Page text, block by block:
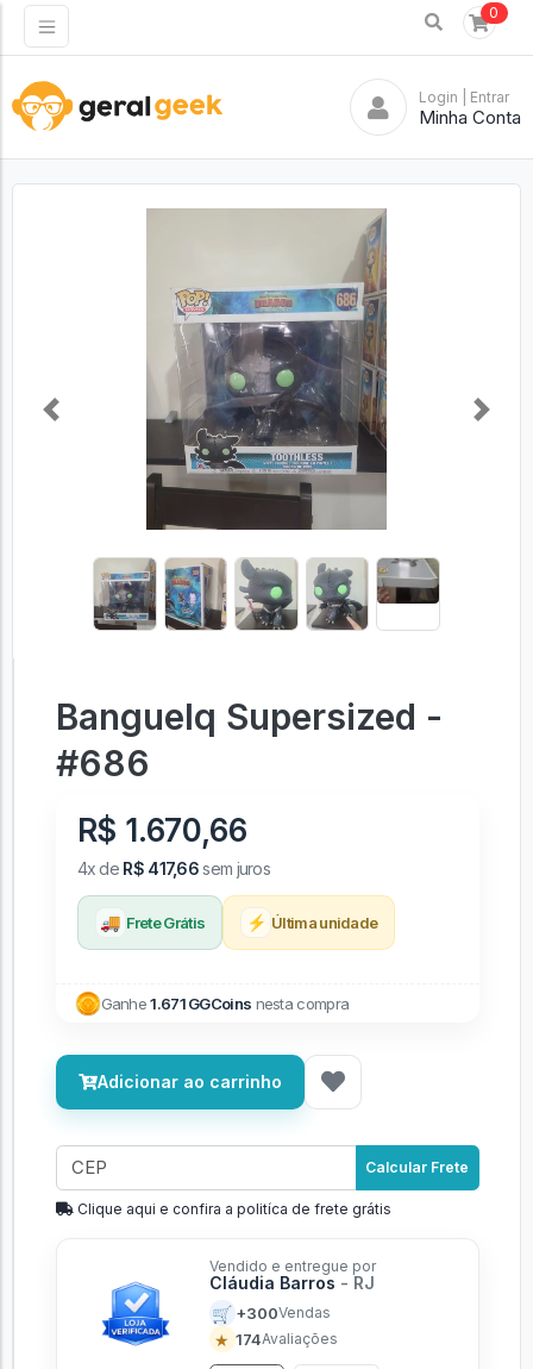
0
Login | Entrar
Minha Conta
Previous Next
Banguelq Supersized -
#686
R$ 1.670,66
4x de R$ 417,66sem juros
🚚 Frete Grátis ⚡ Última unidade
Ganhe1.671 GGCoins nesta compra
Adicionar ao carrinho
Calcular Frete
Clique aqui e confira a politíca de frete grátis
Vendido e entregue por
Cláudia Barros - RJ
🛒 +300Vendas
★ 174Avaliações